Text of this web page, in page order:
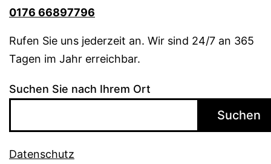
0176 66897796
Rufen Sie uns jederzeit an. Wir sind 24/7 an 365
Tagen im Jahr erreichbar.
Suchen Sie nach Ihrem Ort
Suchen
Datenschutz